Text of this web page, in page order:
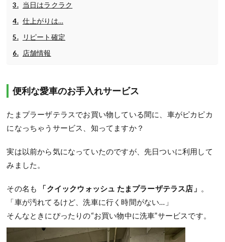
当日はラクラク
仕上がりは…
リピート確定
店舗情報
便利な愛車のお手入れサービス
たまプラーザテラスでお買い物している間に、車がピカピカ
になっちゃうサービス、知ってますか？
実は以前から気になっていたのですが、先日ついに利用して
みました。
その名も 「クイックウォッシュ たまプラーザテラス店」
「車が汚れてるけど、洗車に行く時間がない…」
そんなときにぴったりの“お買い物中に洗車”サービスです。